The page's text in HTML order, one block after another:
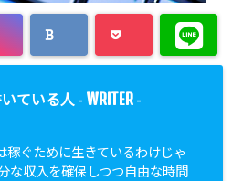
ている人 - WRITER-
稼ぐために生きているわけじゃ
な収入を確保しつつ自由な時間